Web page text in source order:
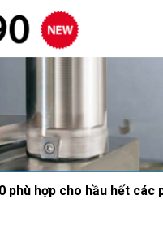
phù hợp cho hầu hết các